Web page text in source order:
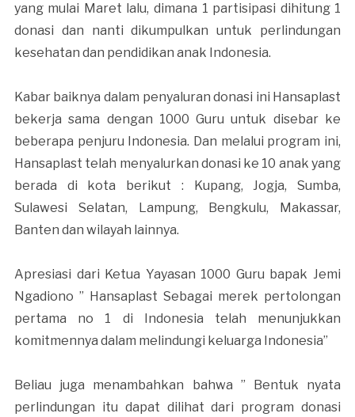
yang mulai Maret lalu, dimana 1 partisipasi dihitung 1
donasi dan nanti dikumpulkan untuk perlindungan
kesehatan dan pendidikan anak Indonesia.
Kabar baiknya dalam penyaluran donasi ini Hansaplast
bekerja sama dengan 1000 Guru untuk disebar ke
beberapa penjuru Indonesia. Dan melalui program ini,
Hansaplast telah menyalurkan donasi ke 10 anak yang
berada di kota berikut : Kupang, Jogja, Sumba,
Sulawesi Selatan, Lampung, Bengkulu, Makassar,
Banten dan wilayah lainnya.
Apresiasi dari Ketua Yayasan 1000 Guru bapak Jemi
Ngadiono ” Hansaplast Sebagai merek pertolongan
pertama no 1 di Indonesia telah menunjukkan
komitmennya dalam melindungi keluarga Indonesia”
Beliau juga menambahkan bahwa ” Bentuk nyata
perlindungan itu dapat dilihat dari program donasi